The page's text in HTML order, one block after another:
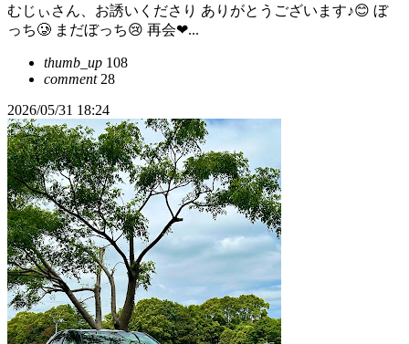
むじぃさん、お誘いくださり ありがとうございます♪😊 ぼ
っち🥲 まだぼっち😢 再会❤...
thumb_up 108
comment28
2026/05/31 18:24